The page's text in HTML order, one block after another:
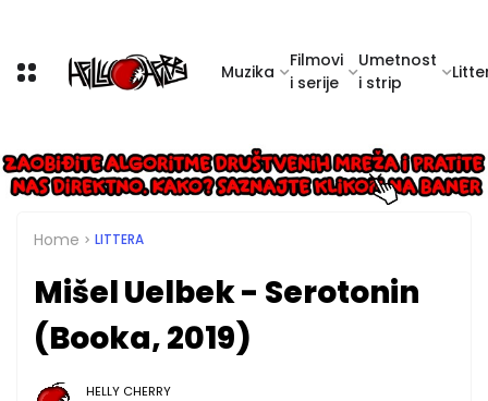
Muzika
Filmovi
i serije
Umetnost
i strip
Home LITTERA
Mišel Uelbek - Serotonin
(Booka, 2019)
HELLY CHERRY